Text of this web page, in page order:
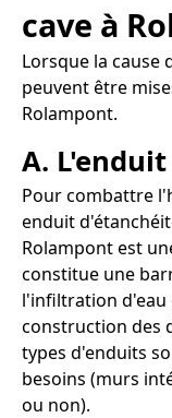
cave à
Lorsque la cause
peuvent être
Rolampont.
A.
Pour combattre
enduit
Rolampont est
constitue une
l'infiltration d'eau
construction des
types d'enduits
besoins (murs
ou non).